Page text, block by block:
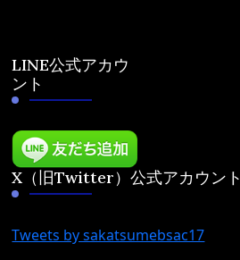
LINE公式アカウ
ント
X（旧Twitter）公式アカウント
Tweets by sakatsumebsac17